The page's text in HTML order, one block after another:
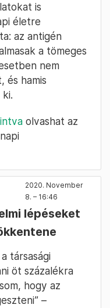
is
életre
az antigén
a tömeges
nem
és hamis
olvashat az
2020. November
8. – 16:46
lépéseket
társasági
öt százalékra
hogy az
–